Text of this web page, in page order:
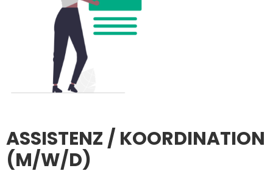
ASSISTENZ / KOORDINATION
(M/W/D)